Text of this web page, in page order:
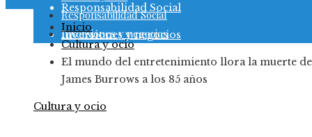
Responsabilidad Social
Inversiones y negocios
Responsabilidad Social
Inversiones y negocios
Inicio
Cultura y ocio
El mundo del entretenimiento llora la muerte de
James Burrows a los 85 años
Cultura y ocio